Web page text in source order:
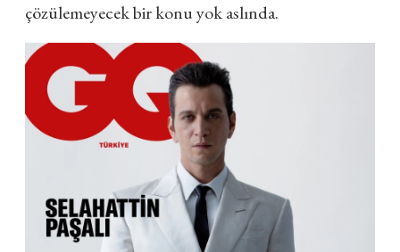
çözülemeyecek bir konu yok aslında.